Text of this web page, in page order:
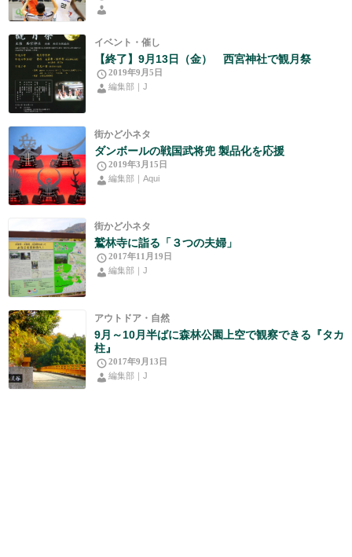
イベント・催し
【終了】9月13日（金） 西宮神社で観月祭
2019年9月5日
編集部｜J
街かど小ネタ
ダンボールの戦国武将兜 製品化を応援
2019年3月15日
編集部｜Aqui
街かど小ネタ
鷲林寺に詣る「３つの夫婦」
2017年11月19日
編集部｜J
アウトドア・自然
9月～10月半ばに森林公園上空で観察できる『タカ
柱』
2017年9月13日
編集部｜J